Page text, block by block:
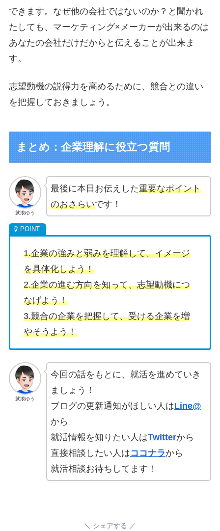
できます。なぜ他の会社ではないのか？と聞かれ
たしても、マーケティング×メーカーが出来るのは
あなたの会社だけだからと伝えることが出来ま
す。
志望動機の説得力を高めるために、競合との違い
を把握しておきましょう。
まとめ：企業理解に役立つ質問
就浪ゆう
最後に本日お伝えした重要なポイント
のおさらいです！
1.企業の強みと弱みを理解して、イメージ
を具体化しよう！
2.企業の進む方向を知って、志望動機につ
なげよう！
3.競合の企業を把握して、受ける企業を増
やそうよう！
就浪ゆう
今回の話をもとに、就活を進めていき
ましょう！
ブログの更新通知がほしい人はLine@
から
就活情報を知りたい人はTwitterから
直接相談したい人はココナラから
就活相談お待ちしてます！
シェアする